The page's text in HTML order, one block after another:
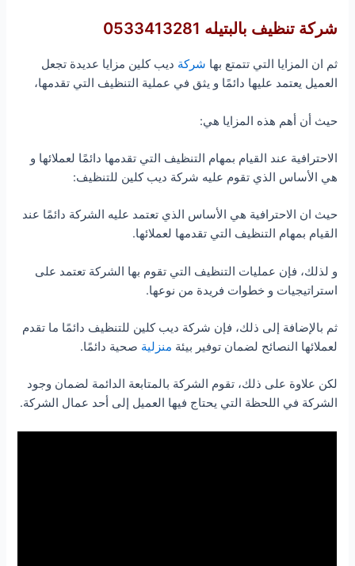
شركة تنظيف بالبتيله 0533413281
ثم ان المزايا التي تتمتع بها شركة ديب كلين مزايا عديدة تجعل
العميل يعتمد عليها دائمًا و يثق في عملية التنظيف التي تقدمها،
حيث أن أهم هذه المزايا هي:
الاحترافية عند القيام بمهام التنظيف التي تقدمها دائمًا لعملائها و
هي الأساس الذي تقوم عليه شركة ديب كلين للتنظيف:
حيث ان الاحترافية هي الأساس الذي تعتمد عليه الشركة دائمًا عند
القيام بمهام التنظيف التي تقدمها لعملائها.
و لذلك، فإن عمليات التنظيف التي تقوم بها الشركة تعتمد على
استراتيجيات و خطوات فريدة من نوعها.
ثم بالإضافة إلى ذلك، فإن شركة ديب كلين للتنظيف دائمًا ما تقدم
لعملائها النصائح لضمان توفير بيئة منزلية صحية دائمًا.
لكن علاوة على ذلك، تقوم الشركة بالمتابعة الدائمة لضمان وجود
الشركة في اللحظة التي يحتاج فيها العميل إلى أحد عمال الشركة.